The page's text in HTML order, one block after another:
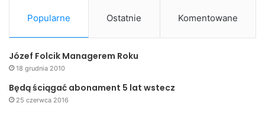
Popularne Ostatnie Komentowane
Józef Folcik Managerem Roku
18 grudnia 2010
Będą ściągać abonament 5 lat wstecz
25 czerwca 2016